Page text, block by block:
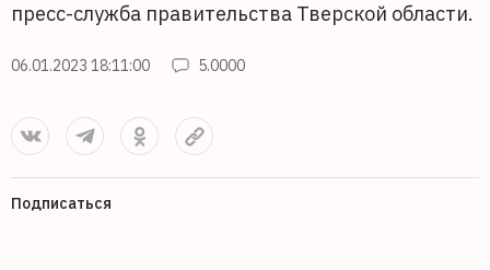
пресс-служба правительства Тверской области.
06.01.2023 18:11:00 5.0000
Подписаться